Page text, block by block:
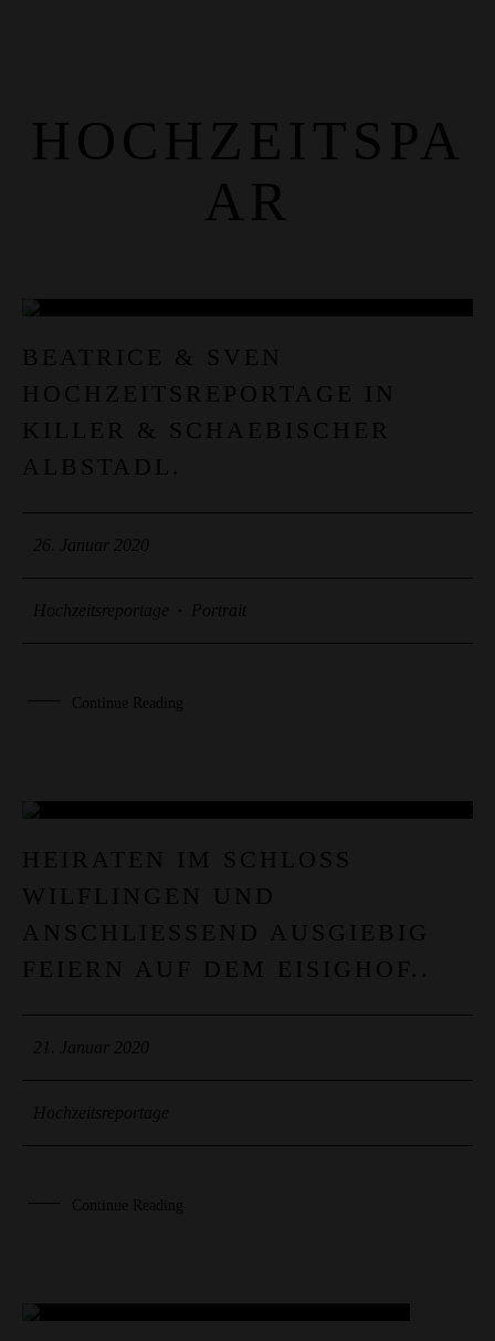
HOCHZEITSPA
AR
26
JAN.
BEATRICE & SVEN
HOCHZEITSREPORTAGE IN
KILLER & SCHAEBISCHER
ALBSTADL.
26. Januar 2020
Hochzeitsreportage Portrait
Continue Reading
21
JAN.
HEIRATEN IM SCHLOSS
WILFLINGEN UND
ANSCHLIESSEND AUSGIEBIG F
EIERN AUF DEM EISIGHOF..
21. Januar 2020
Hochzeitsreportage
Continue Reading